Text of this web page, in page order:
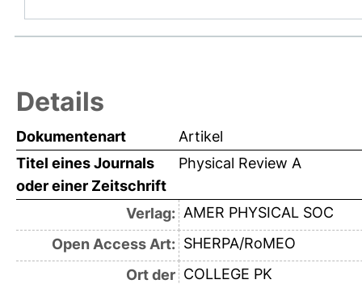
Details
Dokumentenart
Artikel
Titel eines Journals
oder einer Zeitschrift
Physical Review A
Verlag: AMER PHYSICAL SOC
Open Access Art: SHERPA/RoMEO
Ort der COLLEGE PK